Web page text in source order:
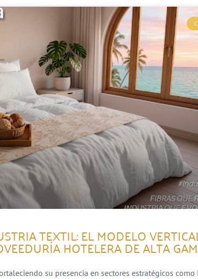
TEXTIL: EL MODELO
HOTELERA DE ALTA
su presencia en sectores estratégicos como